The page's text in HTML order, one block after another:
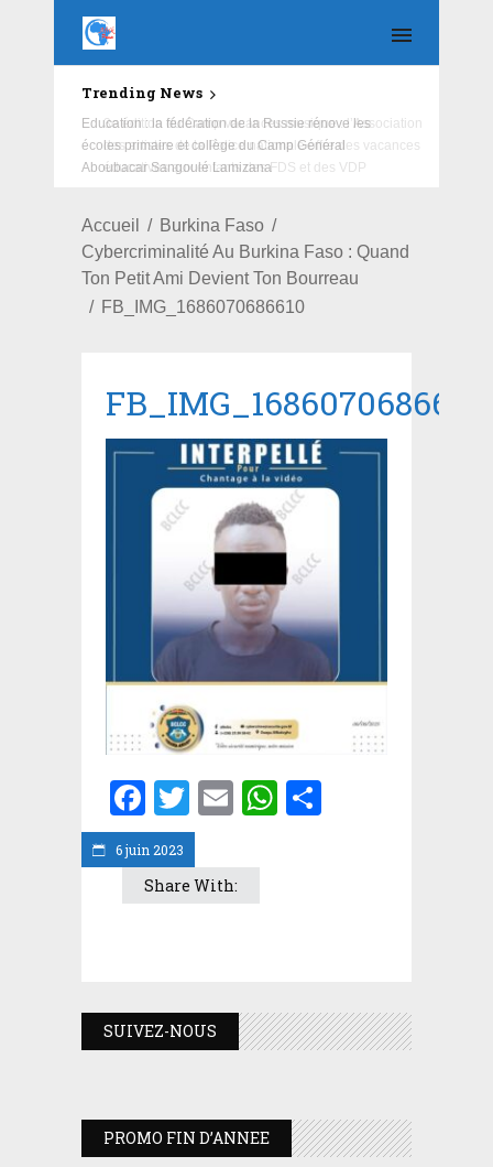
Trending News
Education : la fédération de la Russie rénove les
écoles primaire et collège du Camp Général
Aboubacar Sangoulé Lamizana
Accueil
Burkina Faso
Cybercriminalité Au Burkina Faso : Quand
Ton Petit Ami Devient Ton Bourreau
FB_IMG_1686070686610
6 juin 2023
FB_IMG_1686070686610
Facebook
Twitter
EmailWhatsApp
Share With:
SUIVEZ-NOUS
PROMO FIN D’ANNEE